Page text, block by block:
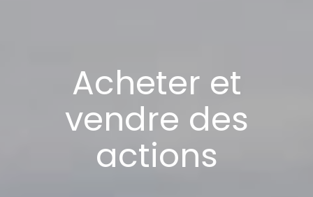
Acheter et
vendre des
actions